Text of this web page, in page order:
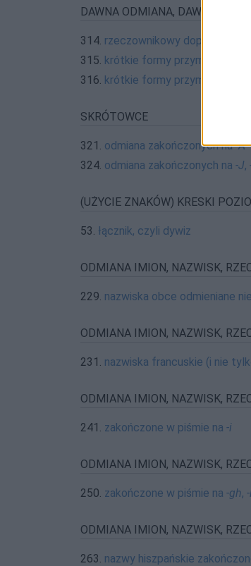
DAWNA ODMIANA, DAWNE FORMY
314. rzeczownikowy dopełniacz
315. krótkie formy przymiotników
316. krótkie formy przymiotników
SKRÓTOWCE
321. odmiana zakończonych na-A
324. odmiana zakończonych na -J,
(UŻYCIE ZNAKÓW) KRESKI
53. łącznik, czyli dywiz
ODMIANA IMION, NAZWISK,
229. nazwiska obce odmieniane
ODMIANA IMION, NAZWISK,
231. nazwiska francuskie (i nie
ODMIANA IMION, NAZWISK,
241. zakończone w piśmie na -i
ODMIANA IMION, NAZWISK,
250. zakończone w piśmie na -gh,
ODMIANA IMION, NAZWISK,
263. nazwy hiszpańskie